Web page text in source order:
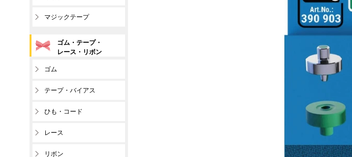
マジックテープ
ゴム・テープ・
レース・リボン
ゴム
テープ・バイアス
ひも・コード
レース
リボン